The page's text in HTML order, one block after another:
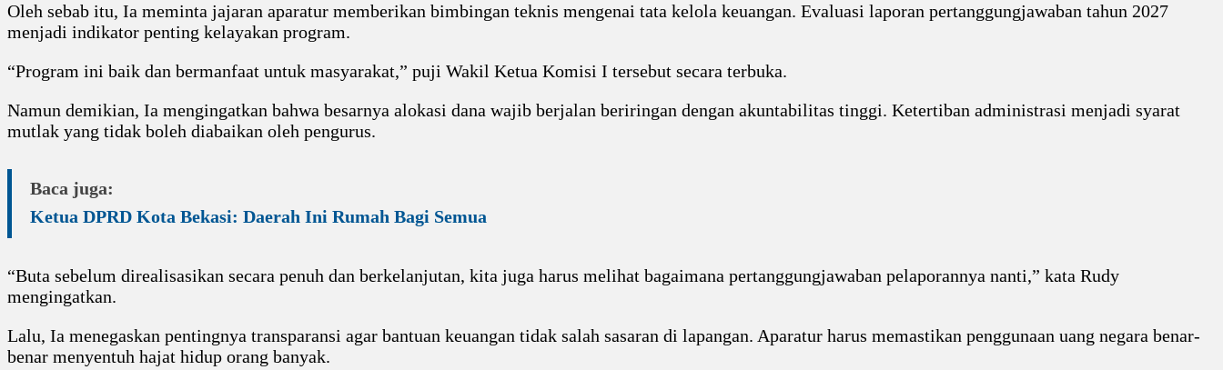
Oleh sebab itu, Ia meminta jajaran aparatur memberikan bimbingan teknis mengenai tata kelola keuangan. Evaluasi laporan pertanggungjawaban tahun 2027
menjadi indikator penting kelayakan program.
“Program ini baik dan bermanfaat untuk masyarakat,” puji Wakil Ketua Komisi I tersebut secara terbuka.
Namun demikian, Ia mengingatkan bahwa besarnya alokasi dana wajib berjalan beriringan dengan akuntabilitas tinggi. Ketertiban administrasi menjadi syarat
mutlak yang tidak boleh diabaikan oleh pengurus.
Baca juga:
Ketua DPRD Kota Bekasi: Daerah Ini Rumah Bagi Semua
“Buta sebelum direalisasikan secara penuh dan berkelanjutan, kita juga harus melihat bagaimana pertanggungjawaban pelaporannya nanti,” kata Rudy
mengingatkan.
Lalu, Ia menegaskan pentingnya transparansi agar bantuan keuangan tidak salah sasaran di lapangan. Aparatur harus memastikan penggunaan uang negara benar-
benar menyentuh hajat hidup orang banyak.